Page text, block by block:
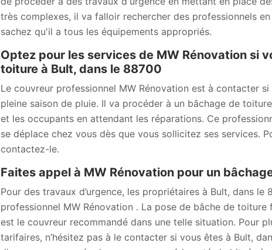
très complexes, il va falloir rechercher des professionnels
sachez qu'il a tous les équipements appropriés.
Optez pour les services de MW Rénovation si
toiture à Bult, dans le 88700
Le couvreur professionnel MW Rénovation est à contacter
pleine saison de pluie. Il va procéder à un bâchage de
et les occupants en attendant les réparations. Ce
se déplace chez vous dès que vous sollicitez ses services.
contactez-le.
Faites appel à MW Rénovation pour un
Pour des travaux d’urgence, les propriétaires à Bult, dans
professionnel MW Rénovation . La pose de bâche de
est le couvreur recommandé dans une telle situation. Pour
tarifaires, n’hésitez pas à le contacter si vous êtes à Bult,